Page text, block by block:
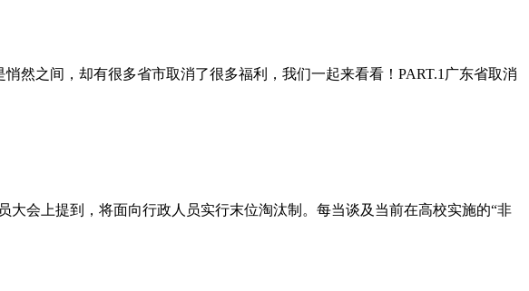
然之间，却有很多省市取消了很多福利，我们一起来看看！PART.1广东省取消
会上提到，将面向行政人员实行末位淘汰制。每当谈及当前在高校实施的“非